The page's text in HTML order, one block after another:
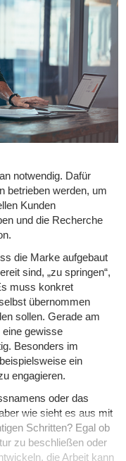
notwendig. Dafür
betrieben werden, um
Kunden
und die Recherche
die Marke aufgebaut
sind, „zu springen“,
muss konkret
übernommen
sollen. Gerade am
eine gewisse
Besonders im
ein
engagieren.
oder das
wie sieht es aus mit
Schritten? Egal ob
zu beschließen oder
die Arbeit kann